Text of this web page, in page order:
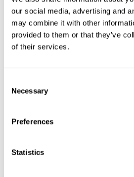
our social media, advertising and
may combine it with other
provided to them or that they’ve
of their services.
Selection
Necessary
Preferences
Statistics
Confiamos en que el aplazamiento
afectará al cumplimiento de todos
MSG Equipment. Nuestra empresa
operativa y nuestros expertos
clientes y vendiendo nuestros
NOTICIAS